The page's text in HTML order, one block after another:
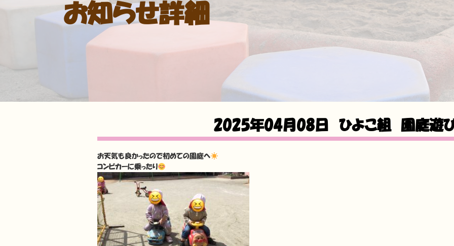
お知らせ詳細
2025年04月08日 ひよこ組 園庭遊
お天気も良かったので初めての園庭へ
コンビカーに乗ったり